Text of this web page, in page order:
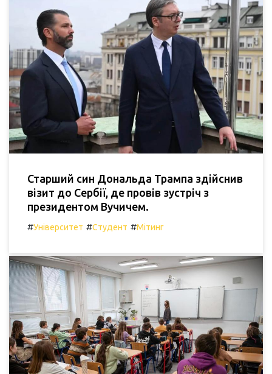
Старший син Дональда Трампа здійснив
візит до Сербії, де провів зустріч з
президентом Вучичем.
#Університет #Студент #Мітинг